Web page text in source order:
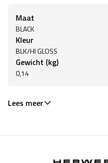
Maat
BLACK
Kleur
BLK/HI GLOSS
Gewicht (kg)
0,14
Lees meer